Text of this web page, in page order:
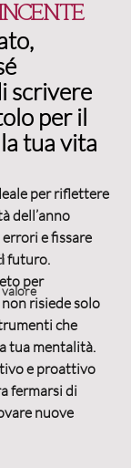
valore
scrivere
per il
tua vita
per riflettere
dell’anno
e fissare
futuro.
per
risiede solo
che
tua mentalità.
e proattivo
fermarsi di
nuove